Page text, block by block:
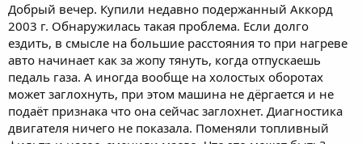
Добрый вечер. Купили недавно подержанный Аккорд
2003 г. Обнаружилась такая проблема. Если долго
ездить, в смысле на большие расстояния то при нагреве
авто начинает как за жопу тянуть, когда отпускаешь
педаль газа. А иногда вообще на холостых оборотах
может заглохнуть, при этом машина не дёргается и не
подаёт признака что она сейчас заглохнет. Диагностика
двигателя ничего не показала. Поменяли топливный